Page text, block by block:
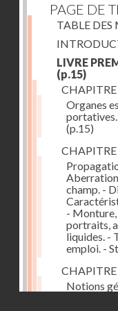
PAGE DE
TABLE DES
LIVRE
(p.15)
CHAPITRE
Organes
portatives.
(p.15)
champ. -
-
portraits,
liquides. -
emploi. -
Notions